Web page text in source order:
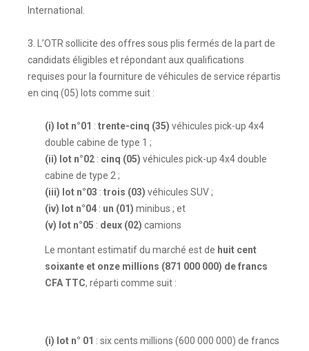
International.
3. L’OTR sollicite des offres sous plis fermés de la part de
candidats éligibles et répondant aux qualifications
requises pour la fourniture de véhicules de service répartis
en cinq (05) lots comme suit :
(i) lot n°01 : trente-cinq (35) véhicules pick-up 4x4
double cabine de type 1 ;
(ii) lot n°02 : cinq (05) véhicules pick-up 4x4 double
cabine de type 2 ;
(iii) lot n°03 : trois (03) véhicules SUV ;
(iv) lot n°04 : un (01) minibus ; et
(v) lot n°05 : deux (02) camions
Le montant estimatif du marché est de huit cent
soixante et onze millions (871 000 000) de francs
CFA TTC, réparti comme suit :
(i) lot n° 01 : six cents millions (600 000 000) de francs